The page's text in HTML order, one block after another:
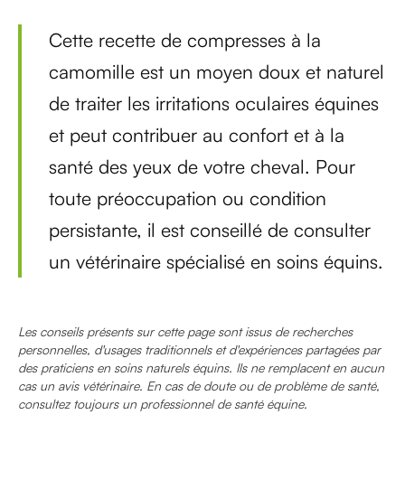
Cette recette de compresses à la
camomille est un moyen doux et naturel
de traiter les irritations oculaires équines
et peut contribuer au confort et à la
santé des yeux de votre cheval. Pour
toute préoccupation ou condition
persistante, il est conseillé de consulter
un vétérinaire spécialisé en soins équins.
Les conseils présents sur cette page sont issus de recherches
personnelles, d'usages traditionnels et d'expériences partagées par
des praticiens en soins naturels équins. Ils ne remplacent en aucun
cas un avis vétérinaire. En cas de doute ou de problème de santé,
consultez toujours un professionnel de santé équine.